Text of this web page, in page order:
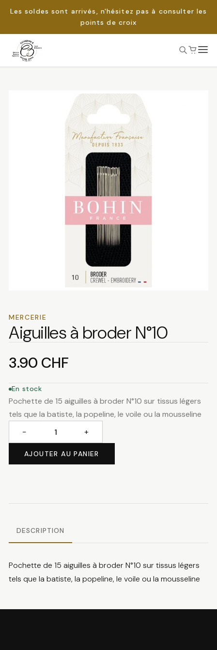
Les soldes sont arrivés, n'hésitez pas à consulter les
points de croix
Passer
MERCERIE
Aiguilles à broder N°10
3.90 CHF
En stock
Pochette de 15 aiguilles à broder N°10 sur tissus légers
tels que la batiste, la popeline, le voile ou la mousseline
Aiguilles
N°10
− +
AJOUTER AU PANIER
DESCRIPTION
Pochette de 15 aiguilles à broder N°10 sur tissus légers
tels que la batiste, la popeline, le voile ou la mousseline